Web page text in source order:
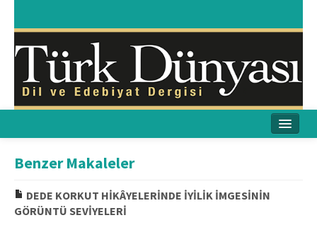
Yayın Kurulu
Benzer Makaleler
DEDE KORKUT HİKÂYELERİNDE İYİLİK İMGESİNİN
GÖRÜNTÜ SEVİYELERİ